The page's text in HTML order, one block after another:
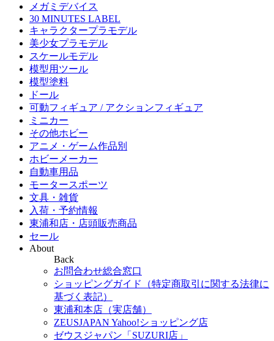
メガミデバイス
30 MINUTES LABEL
キャラクタープラモデル
美少女プラモデル
スケールモデル
模型用ツール
模型塗料
ドール
可動フィギュア / アクションフィギュア
ミニカー
その他ホビー
アニメ・ゲーム作品別
ホビーメーカー
自動車用品
モータースポーツ
文具・雑貨
入荷・予約情報
東浦和店・店頭販売商品
セール
About
Back
お問合わせ総合窓口
ショッピングガイド（特定商取引に関する法律に
基づく表記）
東浦和本店（実店舗）
ZEUSJAPAN Yahoo!ショッピング店
ゼウスジャパン「SUZURI店」